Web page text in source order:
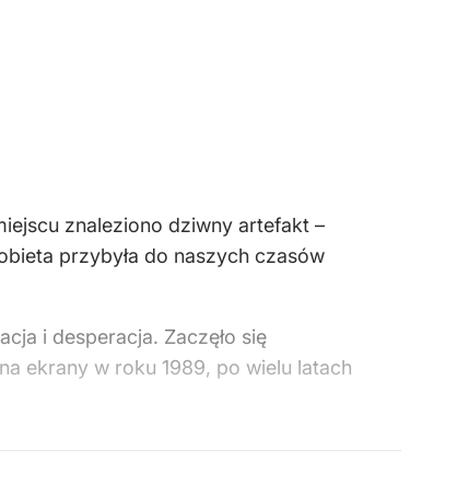
znaleziono dziwny artefakt –
przybyła do naszych czasów
i desperacja. Zaczęło się
ekrany w roku 1989, po wielu latach